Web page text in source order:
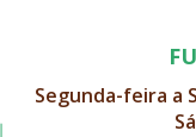
Segunda-feira a